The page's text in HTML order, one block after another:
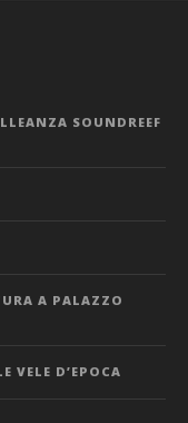
SOUNDREEF
A PALAZZO
VELE D’EPOCA